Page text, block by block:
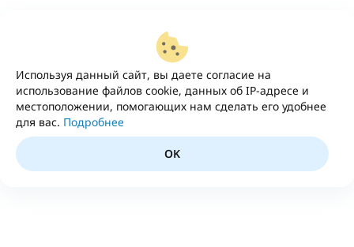
Используя данный сайт, вы даете согласие на
использование файлов cookie, данных об IP-адресе и
местоположении, помогающих нам сделать его удобнее
для вас. Подробнее
OK